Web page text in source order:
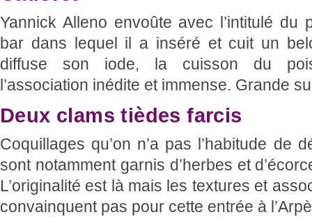
Yannick Alleno envoûte avec l’intitulé du
bar dans lequel il a inséré et cuit un
diffuse son iode, la cuisson du
l’association inédite et immense. Grande
Deux clams tièdes farcis
Coquillages qu’on n’a pas l’habitude de
sont notamment garnis d’herbes et
L’originalité est là mais les textures et
convainquent pas pour cette entrée à